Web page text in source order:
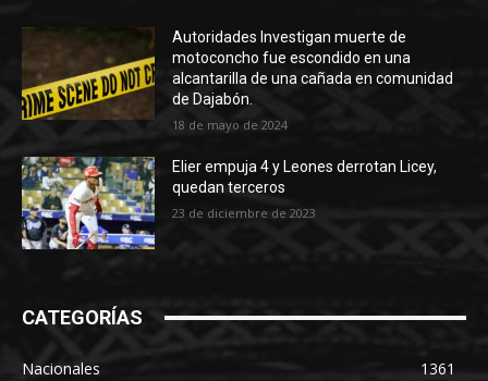
Autoridades Investigan muerte de
motoconcho fue escondido en una
alcantarilla de una cañada en comunidad
de Dajabón.
18 de mayo de 2024
Elier empuja 4 y Leones derrotan Licey,
quedan terceros
23 de diciembre de 2023
CATEGORÍAS
Nacionales
1361